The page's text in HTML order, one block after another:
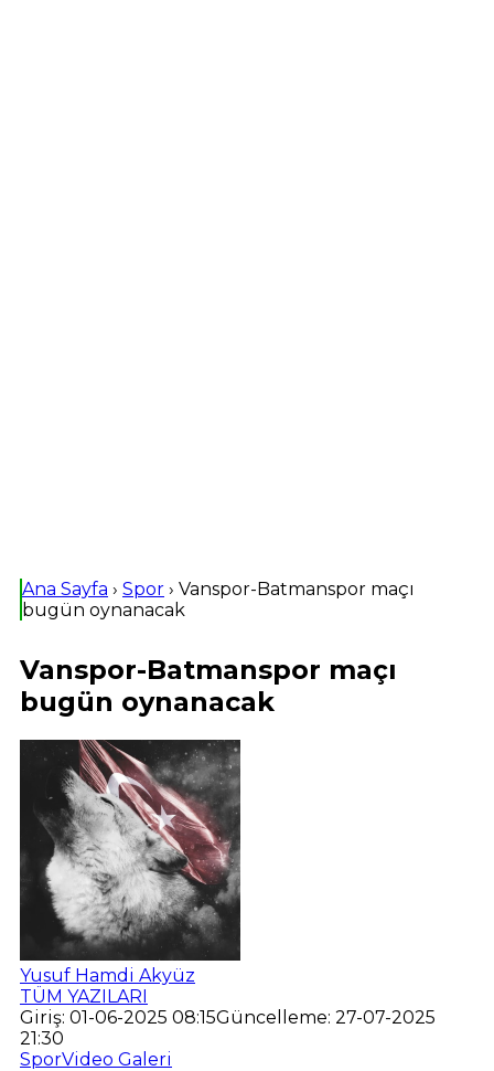
Ana Sayfa › Spor › Vanspor-Batmanspor maçı
bugün oynanacak
Vanspor-Batmanspor maçı
bugün oynanacak
Yusuf Hamdi Akyüz
TÜM YAZILARI
Giriş: 01-06-2025 08:15Güncelleme: 27-07-2025
21:30
SporVideo Galeri